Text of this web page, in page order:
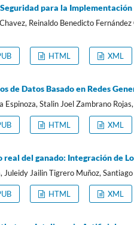
para la
Reinaldo Benedicto
HTML XML
de Datos Basado en Redes
Espinoza, Stalin Joel Zambrano
HTML XML
del ganado: Integración de
Juleidy Jailin Tigrero Muñoz,
HTML XML